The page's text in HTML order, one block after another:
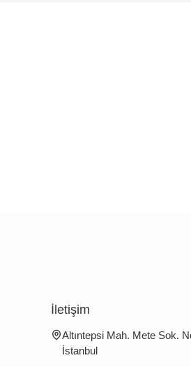
İletişim
Altıntepsi Mah. Mete Sok.
İstanbul